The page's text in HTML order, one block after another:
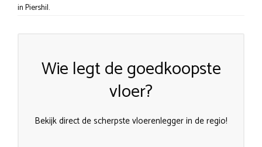
in Piershil.
Wie legt de goedkoopste
vloer?
Bekijk direct de scherpste vloerenlegger in de regio!